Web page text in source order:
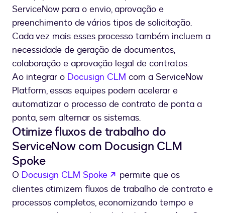
ServiceNow para o envio, aprovação e
preenchimento de vários tipos de solicitação.
Cada vez mais esses processo também incluem a
necessidade de geração de documentos,
colaboração e aprovação legal de contratos.
Ao integrar o Docusign CLM com a ServiceNow
Platform, essas equipes podem acelerar e
automatizar o processo de contrato de ponta a
ponta, sem alternar os sistemas.
Otimize fluxos de trabalho do
ServiceNow com Docusign CLM
Spoke
O Docusign CLM Spoke se abre en una nueva
permite que os
clientes otimizem fluxos de trabalho de contrato e
processos completos, economizando tempo e